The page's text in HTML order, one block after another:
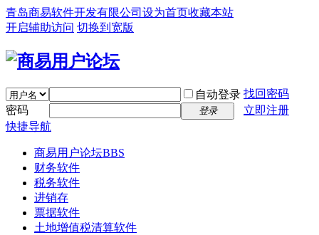
青岛商易软件开发有限公司 设为首页收藏本站
开启辅助访问 切换到宽版
自动登录 找回密码
密码
登录
立即注册
快捷导航
商易用户论坛BBS
财务软件
税务软件
进销存
票据软件
土地增值税清算软件